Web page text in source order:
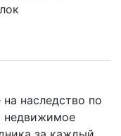
наследство по
недвижимое